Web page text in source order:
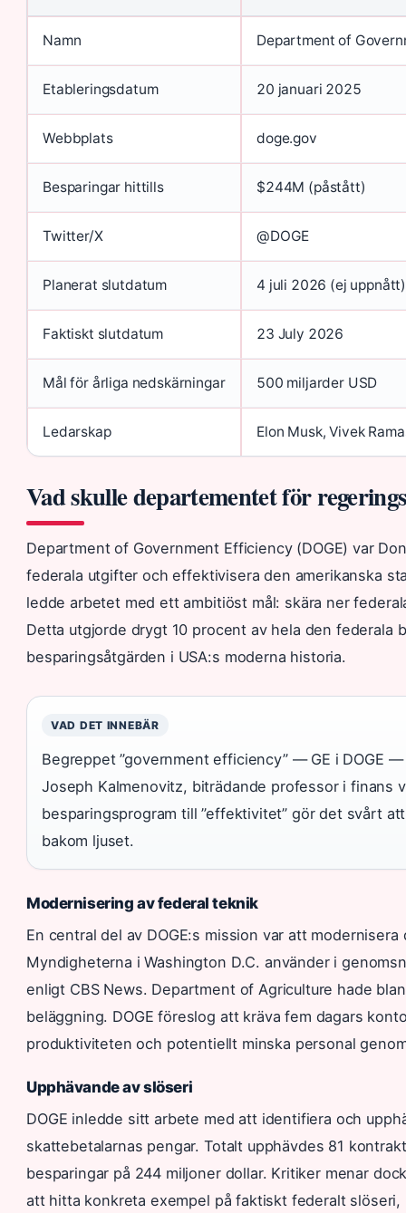
Namn Department of
Etableringsdatum 20 januari 2025
Webbplats doge.gov
Besparingar hittills $244M (påstått)
Twitter/X @DOGE
Planerat slutdatum 4 juli 2026 (ej uppnått)
Faktiskt slutdatum 23 July 2026
Mål för årliga nedskärningar 500 miljarder USD
Ledarskap Elon Musk, Vivek
Vad skulle departementet för
Department of Government Efficiency (DOGE) var
federala utgifter och effektivisera den amerikanska
ledde arbetet med ett ambitiöst mål: skära ner
Detta utgjorde drygt 10 procent av hela den federala
besparingsåtgärden i USA:s moderna historia.
VAD DET INNEBÄR
Begreppet ”government efficiency” — GE i DOGE
Joseph Kalmenovitz, biträdande professor i finans
besparingsprogram till ”effektivitet” gör det svårt
bakom ljuset.
Modernisering av federal teknik
En central del av DOGE:s mission var att
Myndigheterna i Washington D.C. använder i
enligt CBS News. Department of Agriculture hade
beläggning. DOGE föreslog att kräva fem dagars
produktiviteten och potentiellt minska personal
Upphävande av slöseri
DOGE inledde sitt arbete med att identifiera och
skattebetalarnas pengar. Totalt upphävdes 81
besparingar på 244 miljoner dollar. Kritiker menar
att hitta konkreta exempel på faktiskt federalt slöseri,